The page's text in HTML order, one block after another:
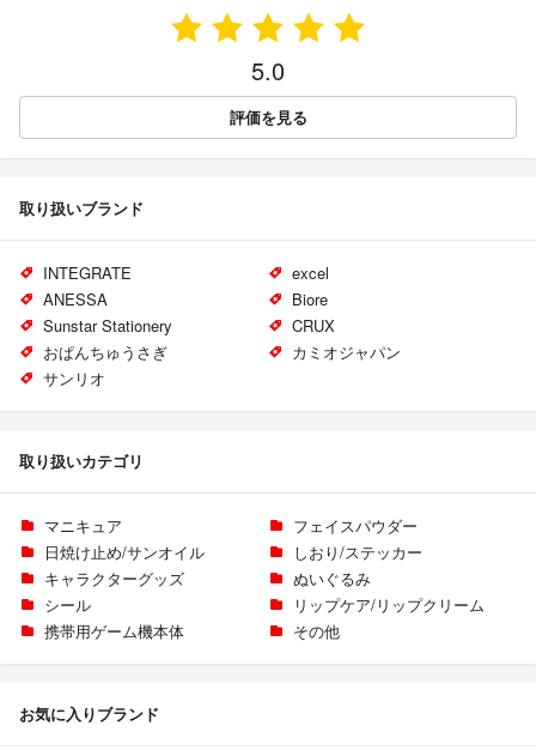
5.0
評価を見る
取り扱いブランド
INTEGRATE
excel
ANESSA
Biore
Sunstar Stationery
CRUX
おぱんちゅうさぎ
カミオジャパン
サンリオ
取り扱いカテゴリ
マニキュア
フェイスパウダー
日焼け止め/サンオイル
しおり/ステッカー
キャラクターグッズ
ぬいぐるみ
シール
リップケア/リップクリーム
携帯用ゲーム機本体
その他
お気に入りブランド